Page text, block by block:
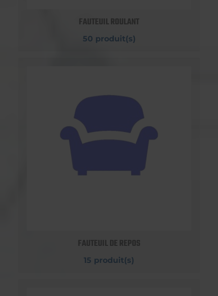
FAUTEUIL ROULANT
50 produit(s)
FAUTEUIL DE REPOS
15 produit(s)